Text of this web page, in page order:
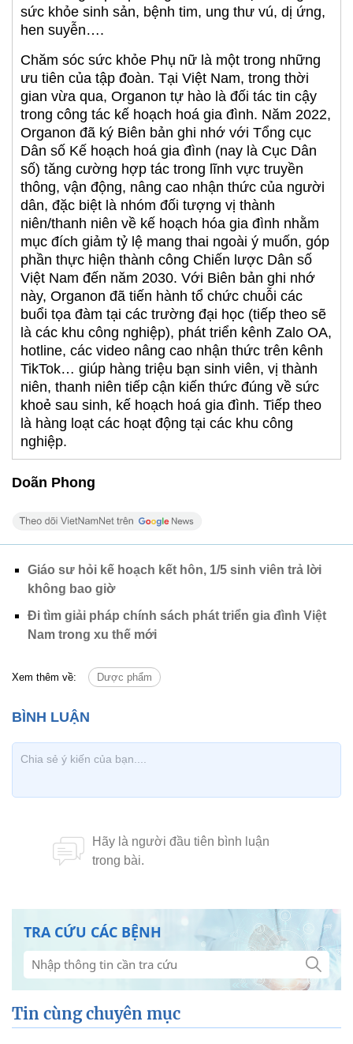
sức khỏe sinh sản, bệnh tim, ung thư vú, dị ứng,
hen suyễn….
Chăm sóc sức khỏe Phụ nữ là một trong những
ưu tiên của tập đoàn. Tại Việt Nam, trong thời
gian vừa qua, Organon tự hào là đối tác tin cậy
trong công tác kế hoạch hoá gia đình. Năm 2022,
Organon đã ký Biên bản ghi nhớ với Tổng cục
Dân số Kế hoạch hoá gia đình (nay là Cục Dân
số) tăng cường hợp tác trong lĩnh vực truyền
thông, vận động, nâng cao nhận thức của người
dân, đặc biệt là nhóm đối tượng vị thành
niên/thanh niên về kế hoạch hóa gia đình nhằm
mục đích giảm tỷ lệ mang thai ngoài ý muốn, góp
phần thực hiện thành công Chiến lược Dân số
Việt Nam đến năm 2030. Với Biên bản ghi nhớ
này, Organon đã tiến hành tổ chức chuỗi các
buổi tọa đàm tại các trường đại học (tiếp theo sẽ
là các khu công nghiệp), phát triển kênh Zalo OA,
hotline, các video nâng cao nhận thức trên kênh
TikTok… giúp hàng triệu bạn sinh viên, vị thành
niên, thanh niên tiếp cận kiến thức đúng về sức
khoẻ sau sinh, kế hoạch hoá gia đình. Tiếp theo
là hàng loạt các hoạt động tại các khu công
nghiệp.
Doãn Phong
Giáo sư hỏi kế hoạch kết hôn, 1/5 sinh viên trả lời
không bao giờ
Đi tìm giải pháp chính sách phát triển gia đình Việt
Nam trong xu thế mới
Xem thêm về: Dược phẩm
TRA CỨU CÁC BỆNH
Tin cùng chuyên mục